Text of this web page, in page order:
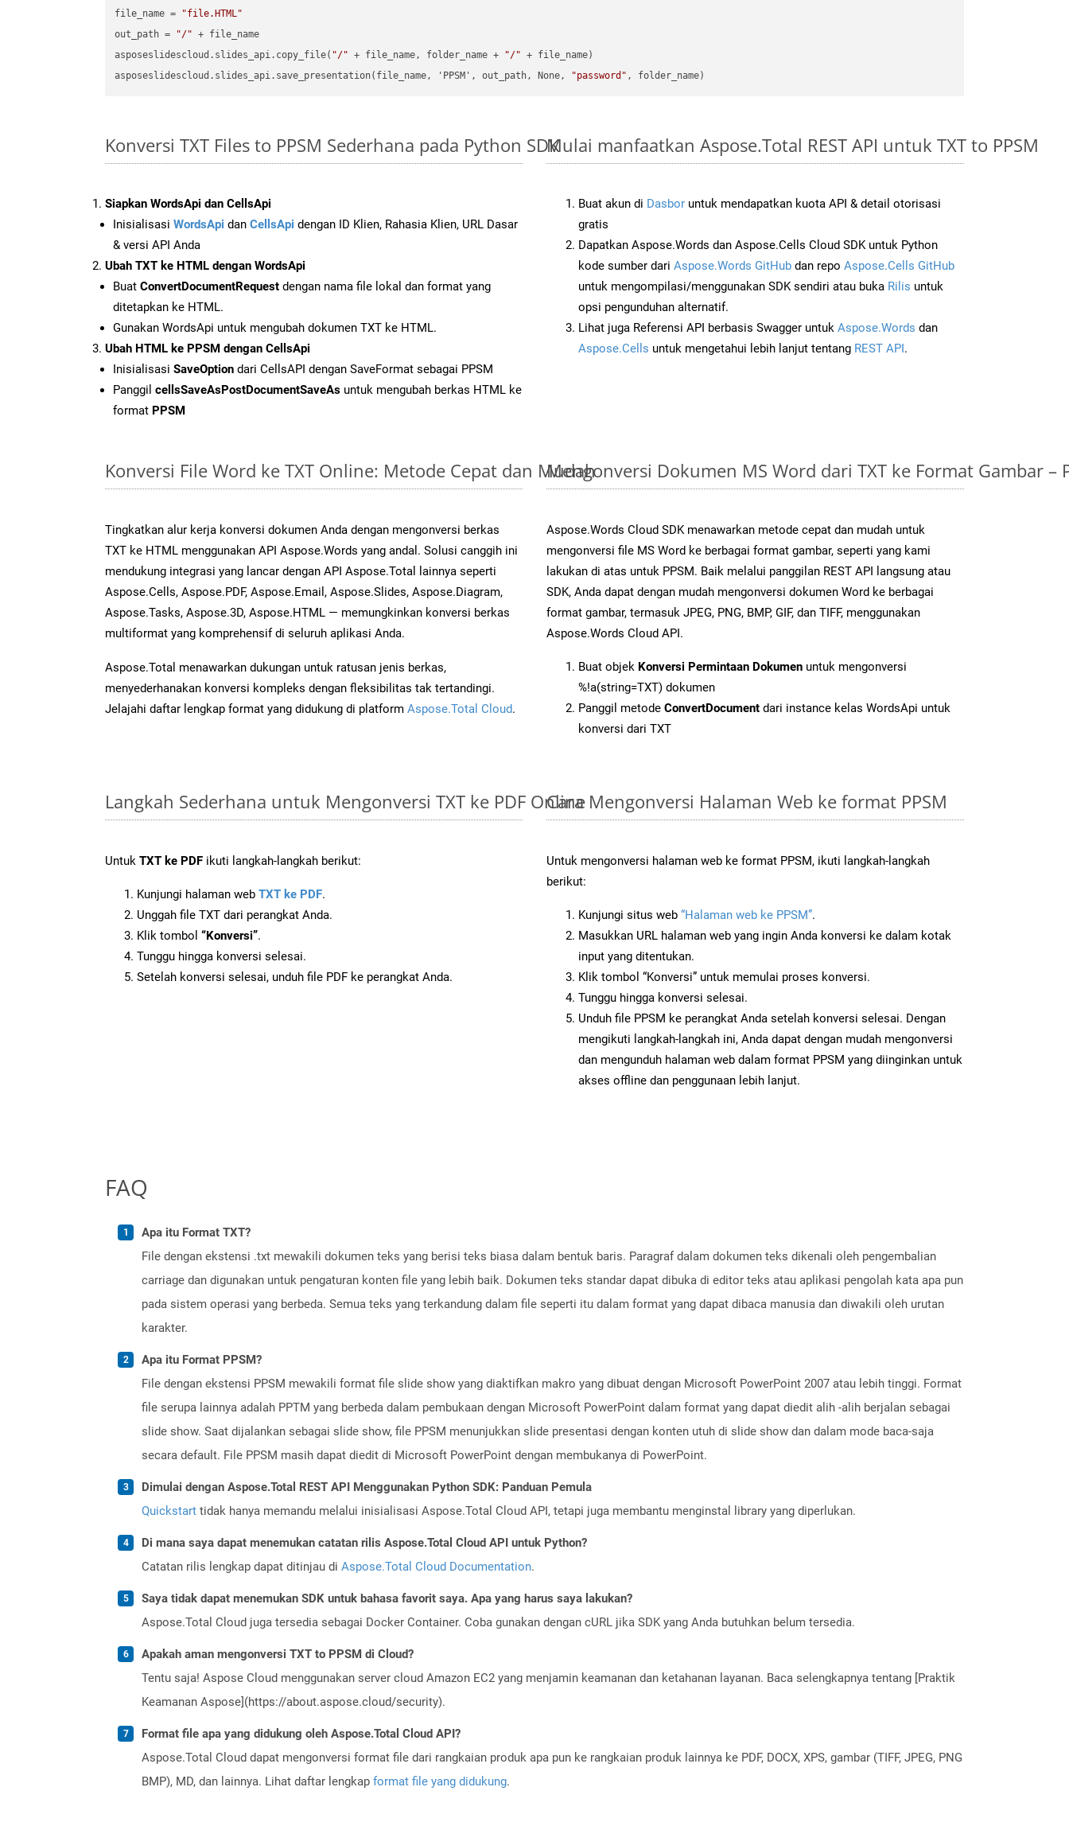
file_name =
"file.HTML"
out_path =
"/" + file_name
asposeslidescloud.slides_api.copy_file( "/" + file_name, folder_name + "/" + file_name)
asposeslidescloud.slides_api.save_presentation(file_name, 'PPSM', out_path, None,
"password"
Konversi TXT Files to PPSM Sederhana pada Python SDK
Siapkan WordsApi dan CellsApi
Inisialisasi WordsApi dan CellsApi dengan ID Klien, Rahasia Klien, URL Dasar
& versi API Anda
Ubah TXT ke HTML dengan WordsApi
Buat ConvertDocumentRequest dengan nama file lokal dan format yang
ditetapkan ke HTML.
Gunakan WordsApi untuk mengubah dokumen TXT ke HTML.
Ubah HTML ke PPSM dengan CellsApi
Inisialisasi SaveOption dari CellsAPI dengan SaveFormat sebagai PPSM
Panggil cellsSaveAsPostDocumentSaveAs untuk mengubah berkas HTML ke
format PPSM
Mulai manfaatkan Aspose.Total REST API untuk TXT to PPSM
Buat akun di Dasbor untuk mendapatkan kuota API & detail otorisasi
gratis
Dapatkan Aspose.Words dan Aspose.Cells Cloud SDK untuk Python
kode sumber dari Aspose.Words GitHub dan repo Aspose.Cells GitHub
untuk mengompilasi/menggunakan SDK sendiri atau buka Rilis untuk
opsi pengunduhan alternatif.
Lihat juga Referensi API berbasis Swagger untuk Aspose.Words dan
Aspose.Cells untuk mengetahui lebih lanjut tentang REST API.
Konversi File Word ke TXT Online: Metode Cepat dan Mudah
Tingkatkan alur kerja konversi dokumen Anda dengan mengonversi berkas
TXT ke HTML menggunakan API Aspose.Words yang andal. Solusi canggih ini
mendukung integrasi yang lancar dengan API Aspose.Total lainnya seperti
Aspose.Cells, Aspose.PDF, Aspose.Email, Aspose.Slides, Aspose.Diagram,
Aspose.Tasks, Aspose.3D, Aspose.HTML — memungkinkan konversi berkas
multiformat yang komprehensif di seluruh aplikasi Anda.
Aspose.Total menawarkan dukungan untuk ratusan jenis berkas,
menyederhanakan konversi kompleks dengan fleksibilitas tak tertandingi.
Jelajahi daftar lengkap format yang didukung di platform Aspose.Total Cloud.
Mengonversi Dokumen MS Word dari TXT ke Format Gambar –
Aspose.Words Cloud SDK menawarkan metode cepat dan mudah untuk
mengonversi file MS Word ke berbagai format gambar, seperti yang kami
lakukan di atas untuk PPSM. Baik melalui panggilan REST API langsung atau
SDK, Anda dapat dengan mudah mengonversi dokumen Word ke berbagai
format gambar, termasuk JPEG, PNG, BMP, GIF, dan TIFF, menggunakan
Aspose.Words Cloud API.
Buat objek Konversi Permintaan Dokumen untuk mengonversi
%!a(string=TXT) dokumen
Panggil metode ConvertDocument dari instance kelas WordsApi untuk
konversi dari TXT
Langkah Sederhana untuk Mengonversi TXT ke PDF Online
Untuk TXT ke PDF ikuti langkah-langkah berikut:
Kunjungi halaman web TXT ke PDF.
Unggah file TXT dari perangkat Anda.
Klik tombol “Konversi”.
Tunggu hingga konversi selesai.
Setelah konversi selesai, unduh file PDF ke perangkat Anda.
Cara Mengonversi Halaman Web ke format PPSM
Untuk mengonversi halaman web ke format PPSM, ikuti langkah-langkah
berikut:
Kunjungi situs web “Halaman web ke PPSM”.
Masukkan URL halaman web yang ingin Anda konversi ke dalam kotak
input yang ditentukan.
Klik tombol “Konversi” untuk memulai proses konversi.
Tunggu hingga konversi selesai.
Unduh file PPSM ke perangkat Anda setelah konversi selesai. Dengan
mengikuti langkah-langkah ini, Anda dapat dengan mudah mengonversi
dan mengunduh halaman web dalam format PPSM yang diinginkan untuk
akses offline dan penggunaan lebih lanjut.
FAQ
Apa itu Format TXT?
File dengan ekstensi .txt mewakili dokumen teks yang berisi teks biasa dalam bentuk baris. Paragraf dalam dokumen teks dikenali oleh pengembalian
carriage dan digunakan untuk pengaturan konten file yang lebih baik. Dokumen teks standar dapat dibuka di editor teks atau aplikasi pengolah kata apa pun
pada sistem operasi yang berbeda. Semua teks yang terkandung dalam file seperti itu dalam format yang dapat dibaca manusia dan diwakili oleh urutan
karakter.
Apa itu Format PPSM?
File dengan ekstensi PPSM mewakili format file slide show yang diaktifkan makro yang dibuat dengan Microsoft PowerPoint 2007 atau lebih tinggi. Format
file serupa lainnya adalah PPTM yang berbeda dalam pembukaan dengan Microsoft PowerPoint dalam format yang dapat diedit alih -alih berjalan sebagai
slide show. Saat dijalankan sebagai slide show, file PPSM menunjukkan slide presentasi dengan konten utuh di slide show dan dalam mode baca-saja
secara default. File PPSM masih dapat diedit di Microsoft PowerPoint dengan membukanya di PowerPoint.
Dimulai dengan Aspose.Total REST API Menggunakan Python SDK: Panduan Pemula
Quickstart tidak hanya memandu melalui inisialisasi Aspose.Total Cloud API, tetapi juga membantu menginstal library yang diperlukan.
Di mana saya dapat menemukan catatan rilis Aspose.Total Cloud API untuk Python?
Catatan rilis lengkap dapat ditinjau di Aspose.Total Cloud Documentation.
Saya tidak dapat menemukan SDK untuk bahasa favorit saya. Apa yang harus saya lakukan?
Aspose.Total Cloud juga tersedia sebagai Docker Container. Coba gunakan dengan cURL jika SDK yang Anda butuhkan belum tersedia.
Apakah aman mengonversi TXT to PPSM di Cloud?
Tentu saja! Aspose Cloud menggunakan server cloud Amazon EC2 yang menjamin keamanan dan ketahanan layanan. Baca selengkapnya tentang [Praktik
Keamanan Aspose](https://about.aspose.cloud/security).
Format file apa yang didukung oleh Aspose.Total Cloud API?
Aspose.Total Cloud dapat mengonversi format file dari rangkaian produk apa pun ke rangkaian produk lainnya ke PDF, DOCX, XPS, gambar (TIFF, JPEG, PNG
BMP), MD, dan lainnya. Lihat daftar lengkap format file yang didukung.